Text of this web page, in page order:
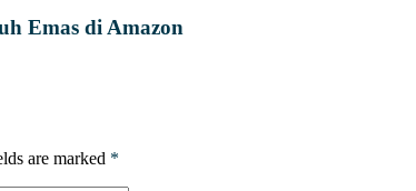
Emas di Amazon
are marked *